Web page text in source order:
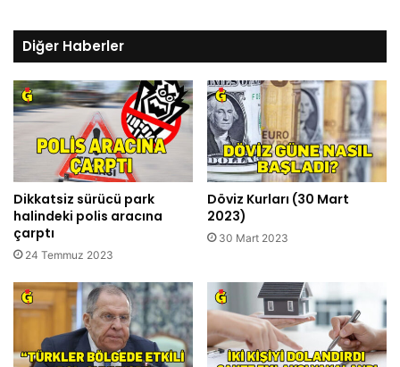
Diğer Haberler
Dikkatsiz sürücü park
halindeki polis aracına
çarptı
24 Temmuz 2023
Döviz Kurları (30 Mart
2023)
30 Mart 2023